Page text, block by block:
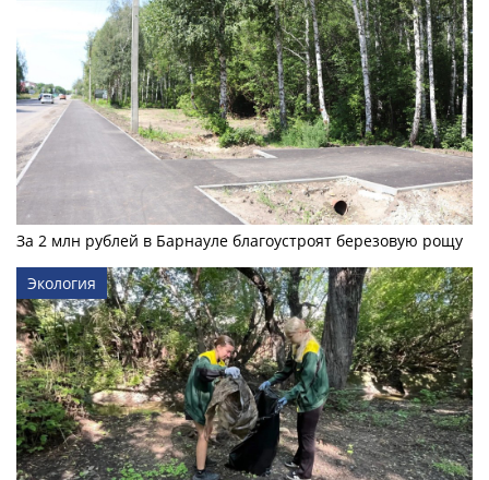
За 2 млн рублей в Барнауле благоустроят березовую рощу
Экология